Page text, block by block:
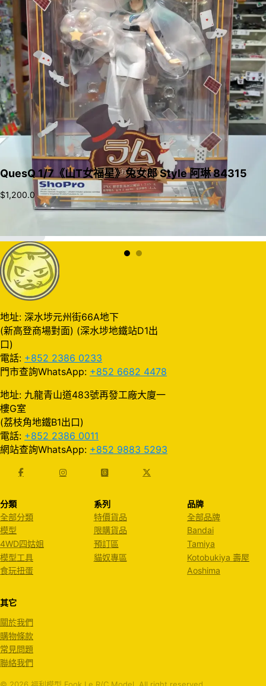
QuesQ 1/7《山T女福星》兔女郎 Style 阿琳 84315
$1,200.0
地址: 深水埗元州街66A地下
(新高登商場對面) (深水埗地鐵站D1出
口)
電話: +852 2386 0233
門市查詢WhatsApp: +852 6682 4478
地址: 九龍青山道483號再發工廠大廈一
樓G室
(荔枝角地鐵B1出口)
電話: +852 2386 0011
網站查詢WhatsApp: +852 9883 5293
分類
全部分類
模型
4WD四姑姐
模型工具
食玩扭蛋
系列
特價貨品
限購貨品
預訂區
貓奴專區
品牌
全部品牌
Bandai
Tamiya
Kotobukiya 壽屋
Aoshima
其它
關於我們
購物條款
常見問題
聯絡我們